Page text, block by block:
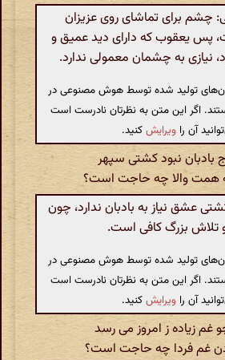
برای تماشای روی عزیزان
پس یعقوب که دارای دید عمیق و
نیازی به چشمان معمولی ندارد.
تولید شده توسط هوش مصنوعی در
اگر این متن به نظرتان نادرست است
آن را ویرایشکنید.
بادبان نبود کشتی سپهر
همت والا چه حاجت است؟
عشق نیاز به بادبان ندارد، چون
و تلاش بزرگ کافی است.
تولید شده توسط هوش مصنوعی در
اگر این متن به نظرتان نادرست است
آن را ویرایشکنید.
غم زیاده ز امروز می رسد
غم فردا چه حاجت است؟